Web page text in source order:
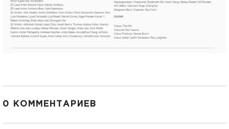
0 КОММЕНТАРИЕВ